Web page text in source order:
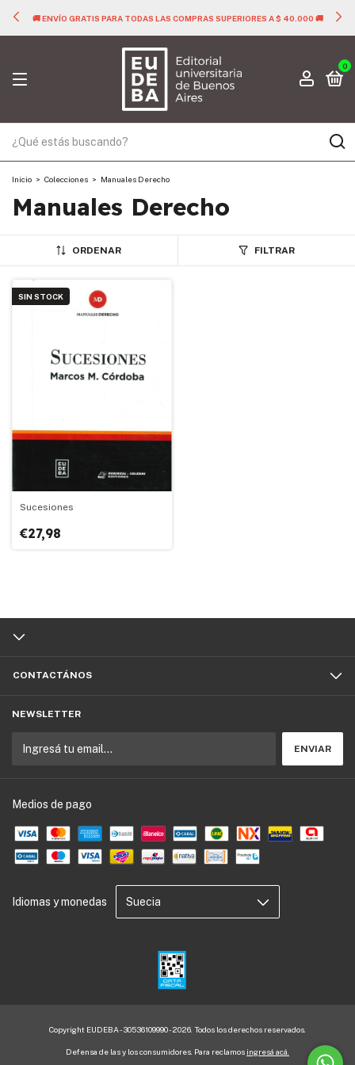
🚚 ENVÍO GRATIS PARA TODAS LAS COMPRAS SUPERIORES A $ 40.000 🚚
0
Inicio > Colecciones > Manuales Derecho
Manuales Derecho
ORDENAR FILTRAR
SIN STOCK
Sucesiones
€27,98
CONTACTÁNOS
NEWSLETTER
Medios de pago
Idiomas y monedas
Copyright EUDEBA - 30536109990 - 2026. Todos los derechos reservados.
Defensa de las y los consumidores. Para reclamos ingresá acá.